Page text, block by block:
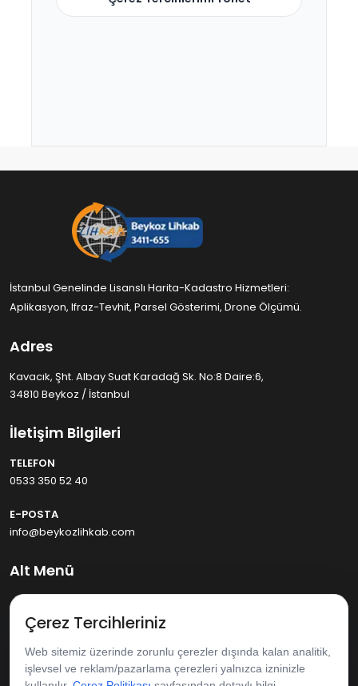
İstanbul Genelinde Lisanslı Harita-Kadastro Hizmetleri:
Aplikasyon, Ifraz-Tevhit, Parsel Gösterimi, Drone Ölçümü.
Adres
Kavacık, Şht. Albay Suat Karadağ Sk. No:8 Daire:6,
34810 Beykoz / İstanbul
İletişim Bilgileri
TELEFON
0533 350 52 40
E-POSTA
info@beykozlihkab.com
Alt Menü
Anasayfa
Hizmetlerimiz
Çerez Tercihleriniz
Web sitemiz üzerinde zorunlu çerezler dışında kalan analitik,
işlevsel ve reklam/pazarlama çerezleri yalnızca izninizle